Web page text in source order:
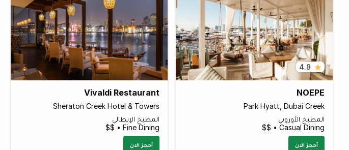
4.8
NOEPE
Park Hyatt, Dubai Creek
المطبخ الأوروبي
Casual Dining • $$
أحجز الان
Vivaldi Restaurant
Sheraton Creek Hotel & Towers
المطبخ الإيطالي
Fine Dining • $$
أحجز الان